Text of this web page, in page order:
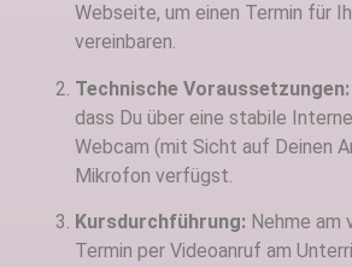
Webseite, um einen Termin für
vereinbaren.
Technische Voraussetzungen:
dass Du über eine stabile
Webcam (mit Sicht auf Deinen
Mikrofon verfügst.
Kursdurchführung: Nehme am
Termin per Videoanruf am